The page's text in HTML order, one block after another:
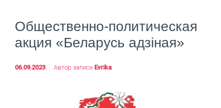
Общественно-политическая
акция «Беларусь адзіная»
06.09.2023 Автор записи Evrika